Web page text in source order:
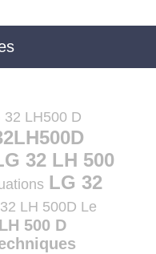
32 LH500 D
32 LH 500
LG 32
LH 500D Le
500 D